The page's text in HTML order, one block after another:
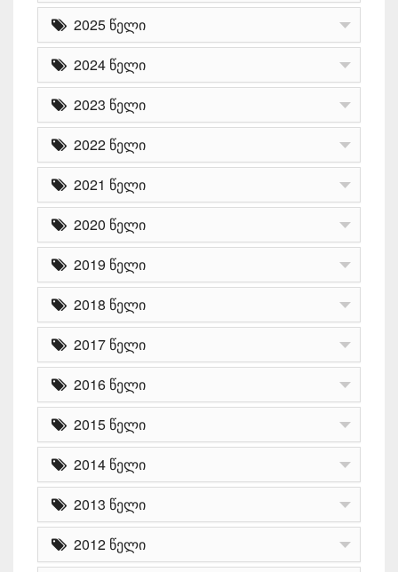
2025 წელი
2024 წელი
2023 წელი
2022 წელი
2021 წელი
2020 წელი
2019 წელი
2018 წელი
2017 წელი
2016 წელი
2015 წელი
2014 წელი
2013 წელი
2012 წელი